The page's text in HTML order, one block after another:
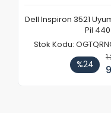
Dell Inspiron 3521
Pil
Stok Kodu:
%24